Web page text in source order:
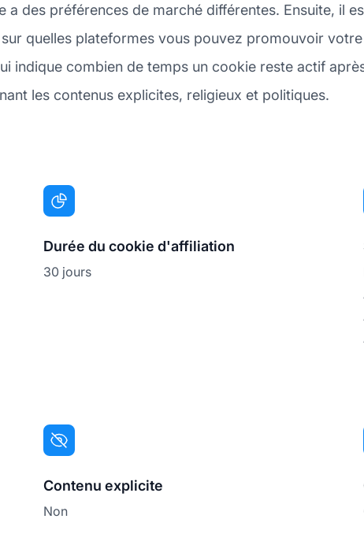
a des préférences de marché différentes. Ensuite, il
quelles plateformes vous pouvez promouvoir
indique combien de temps un cookie reste actif
les contenus explicites, religieux et politiques.
Durée du cookie d'affiliation
30 jours
Contenu explicite
Non